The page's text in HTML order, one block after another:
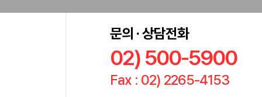
문의 · 상담전화
02) 500-5900
Fax : 02) 2265-4153